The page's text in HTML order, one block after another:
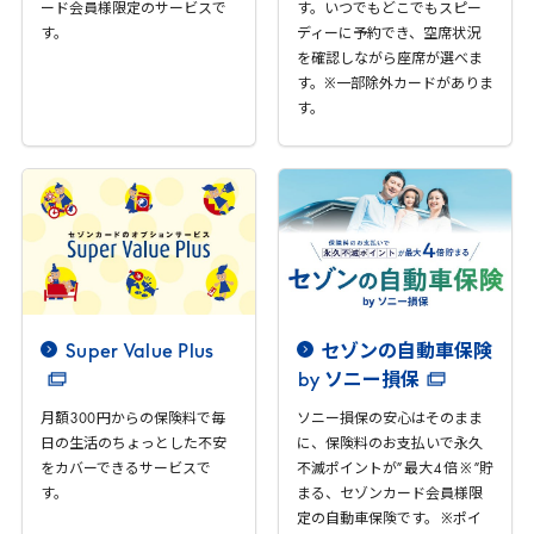
ード会員様限定のサービスで
す。
す。いつでもどこでもスピー
ディーに予約でき、空席状況
を確認しながら座席が選べま
す。※一部除外カードがありま
す。
Super Value Plus
月額300 円からの保険料で毎
日の生活のちょっとした不安
をカバーできるサービスで
す。
セゾンの自動車保険
by ソニー損保
ソニー損保の安心はそのまま
に、保険料のお支払いで永久
不滅ポイントが” 最大4倍 ※ ”貯
まる、セゾンカード会員様限
定の自動車保険です。 ※ポイ